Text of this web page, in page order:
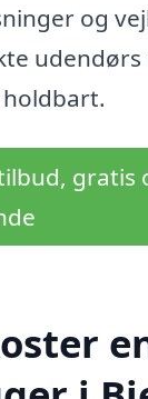
og
gratis